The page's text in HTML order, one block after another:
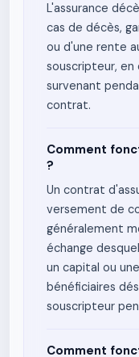
L'assurance
cas de décès,
ou d'une rente
souscripteur, en
survenant
contrat.
Comment
?
Un contrat
versement de
généralement
échange
un capital ou
bénéficiaires
souscripteur
Comment